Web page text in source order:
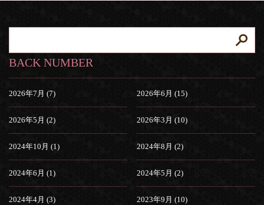
BACK NUMBER
2026年7月 (7) 2026年6月 (15)
2026年5月 (2) 2026年3月 (10)
2024年10月 (1) 2024年8月 (2)
2024年6月 (1) 2024年5月 (2)
2024年4月 (3) 2023年9月 (10)